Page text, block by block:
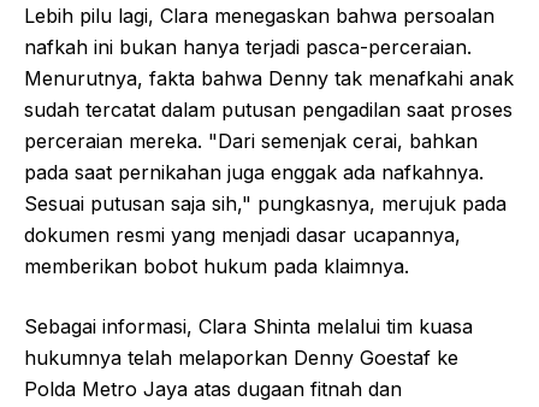
Lebih pilu lagi, Clara menegaskan bahwa persoalan
nafkah ini bukan hanya terjadi pasca-perceraian.
Menurutnya, fakta bahwa Denny tak menafkahi anak
sudah tercatat dalam putusan pengadilan saat proses
perceraian mereka. "Dari semenjak cerai, bahkan
pada saat pernikahan juga enggak ada nafkahnya.
Sesuai putusan saja sih," pungkasnya, merujuk pada
dokumen resmi yang menjadi dasar ucapannya,
memberikan bobot hukum pada klaimnya.
Sebagai informasi, Clara Shinta melalui tim kuasa
hukumnya telah melaporkan Denny Goestaf ke
Polda Metro Jaya atas dugaan fitnah dan